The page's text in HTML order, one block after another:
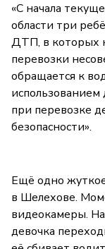
«С начала
области три
ДТП, в которых
перевозки
обращается к
при перевозке
безопасности».
Ещё одно
в Шелехове.
видеокамеры.
девочка